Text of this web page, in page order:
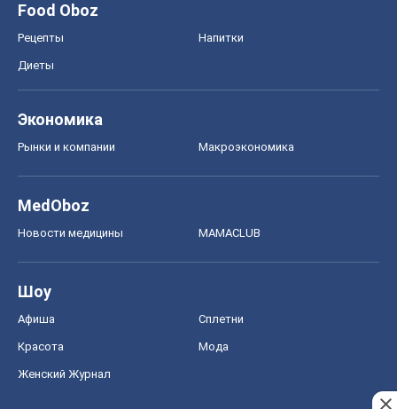
Food Oboz
Рецепты Напитки
Диеты
Экономика
Рынки и компании Mакроэкономика
MedOboz
Новости медицины MAMACLUB
Шоу
Афиша Сплетни
Красота Мода
Женский Журнал